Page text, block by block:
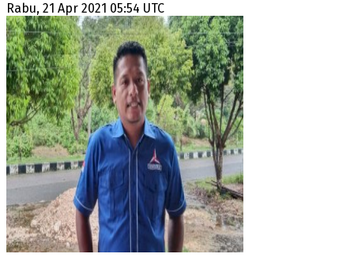
Rabu, 21 Apr 2021 05:54 UTC